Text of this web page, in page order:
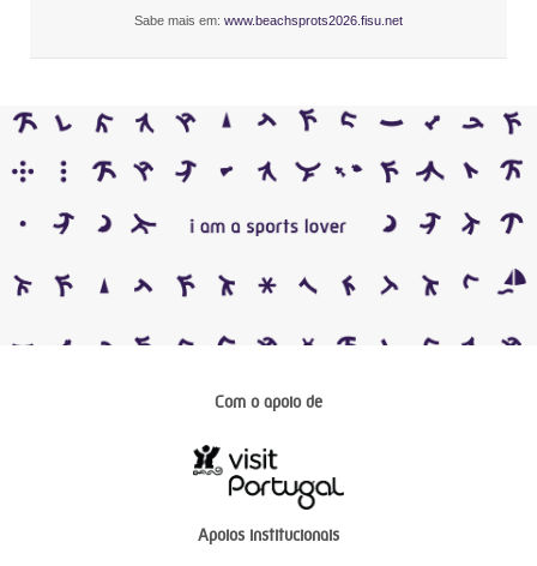
Sabe mais em: www.beachsprots2026.fisu.net
Com o apoio de
Apoios institucionais